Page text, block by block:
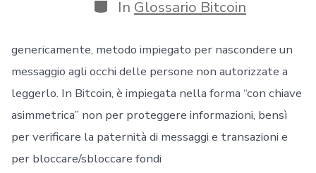
In Glossario Bitcoin
genericamente, metodo impiegato per nascondere un
messaggio agli occhi delle persone non autorizzate a
leggerlo. In Bitcoin, è impiegata nella forma “con chiave
asimmetrica” non per proteggere informazioni, bensì
per verificare la paternità di messaggi e transazioni e
per bloccare/sbloccare fondi